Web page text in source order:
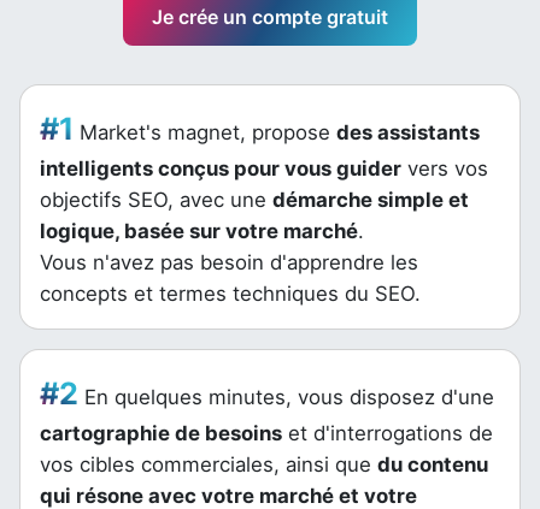
Je crée un compte gratuit
#1 Market's magnet, propose des assistants
intelligents conçus pour vous guider vers vos
objectifs SEO, avec une démarche simple et
logique, basée sur votre marché.
Vous n'avez pas besoin d'apprendre les
concepts et termes techniques du SEO.
#2 En quelques minutes, vous disposez d'une
cartographie de besoins et d'interrogations de
vos cibles commerciales, ainsi que du contenu
qui résone avec votre marché et votre